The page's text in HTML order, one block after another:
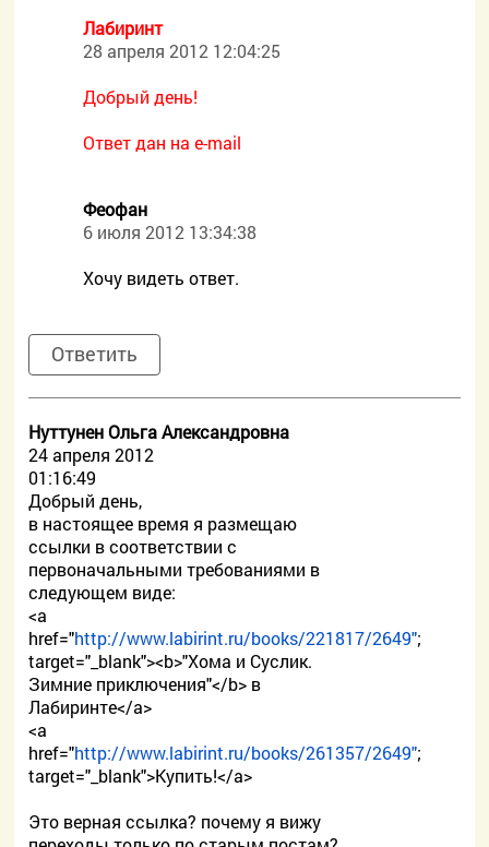
Лабиринт
28 апреля 2012 12:04:25
Добрый день!
Ответ дан на e-mail
Феофан
6 июля 2012 13:34:38
Хочу видеть ответ.
Ответить
Нуттунен Ольга Александровна
24 апреля 2012
01:16:49
Добрый день,
в настоящее время я размещаю
ссылки в соответствии с
первоначальными требованиями в
следующем виде:
<a
href="http://www.labirint.ru/books/221817/2649";
target="_blank"><b>"Хома и Суслик.
Зимние приключения"</b> в
Лабиринте</a>
<a
href="http://www.labirint.ru/books/261357/2649";
target="_blank">Купить!</a>
Это верная ссылка? почему я вижу